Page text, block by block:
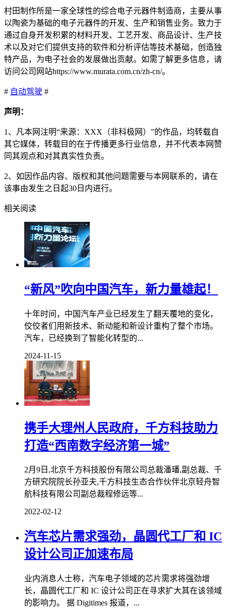
村田制作所是一家全球性的综合电子元器件制造商，主要从事
以陶瓷为基础的电子元器件的开发、生产和销售业务。致力于
通过自身开发积累的材料开发、工艺开发、商品设计、生产技
术以及对它们提供支持的软件和分析评估等技术基础，创造独
特产品，为电子社会的发展做出贡献。如需了解更多信息，请
访问公司网站https://www.murata.com.cn/zh-cn/。
# 自动驾驶 #
声明：
1、凡本网注明“来源：XXX（非科极网）”的作品，均转载自
其它媒体，转载目的在于传播更多行业信息，并不代表本网赞
同其观点和对其真实性负责。
2、如因作品内容、版权和其他问题需要与本网联系的，请在
该事由发生之日起30日内进行。
相关阅读
“新风”吹向中国汽车，新力量雄起！
十年时间，中国汽车产业已经发生了翻天覆地的变化，
佼佼者们用新技术、新动能和新设计重构了整个市场。
汽车，已经换到了智能化转型的...
2024-11-15
携手大理州人民政府，千方科技助力
打造“西南数字经济第一城”
2月9日,北京千方科技股份有限公司总裁潘璠,副总裁、千
方研究院院长孙亚夫,千方科技生态合作伙伴北京轻舟智
航科技有限公司副总裁程修远等...
2022-02-12
汽车芯片需求强劲，晶圆代工厂和 IC
设计公司正加速布局
业内消息人士称，汽车电子领域的芯片需求将强劲增
长，晶圆代工厂和 IC 设计公司正在寻求扩大其在该领域
的影响力。 据 Digitimes 报道，...